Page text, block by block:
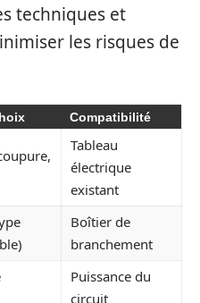
techniques et
les risques de
Compatibilité
Tableau
électrique
existant
Boîtier de
branchement
Puissance du
circuit